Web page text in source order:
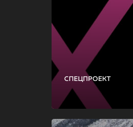
СПЕЦПРОЕКТ